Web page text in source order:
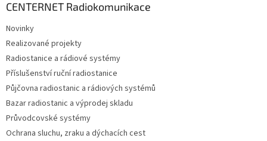
CENTERNET Radiokomunikace
Novinky
Realizované projekty
Radiostanice a rádiové systémy
Příslušenství ruční radiostanice
Půjčovna radiostanic a rádiových systémů
Bazar radiostanic a výprodej skladu
Průvodcovské systémy
Ochrana sluchu, zraku a dýchacích cest